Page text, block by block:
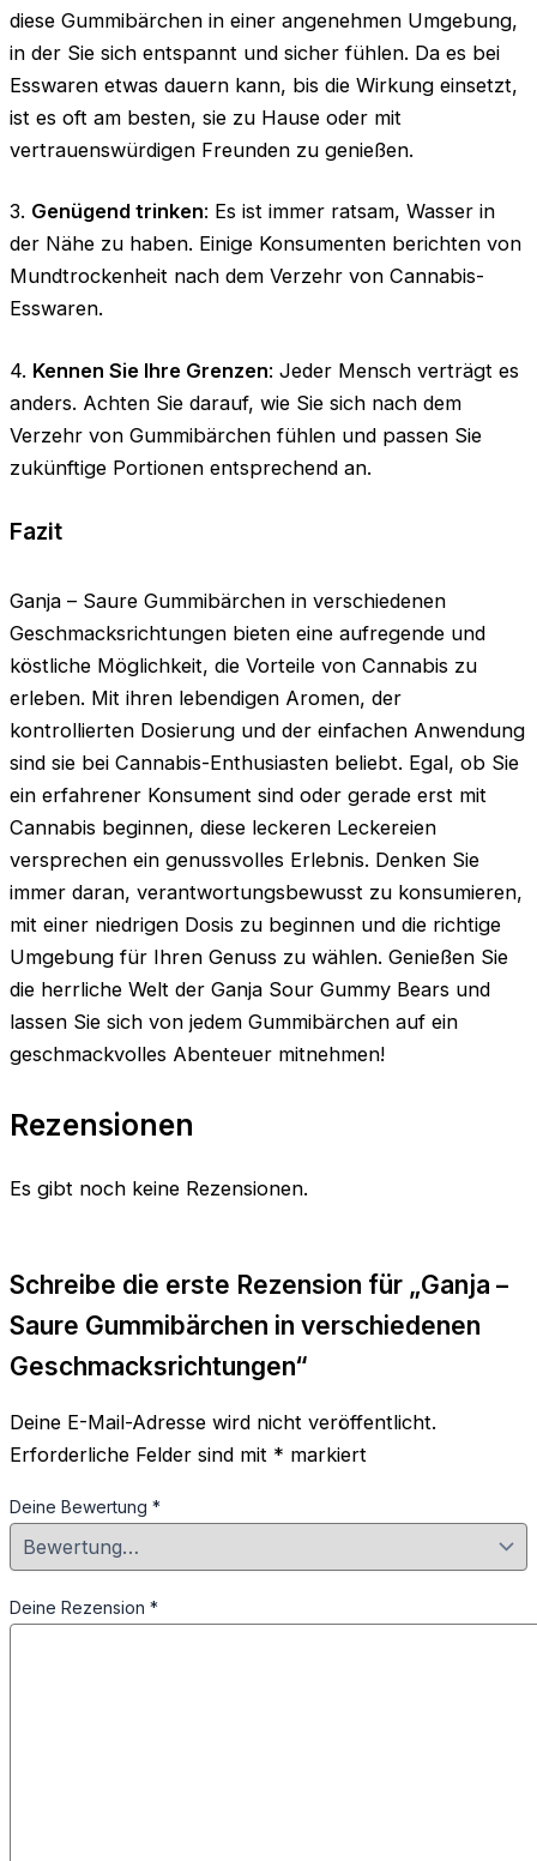
diese Gummibärchen in einer angenehmen Umgebung,
in der Sie sich entspannt und sicher fühlen. Da es bei
Esswaren etwas dauern kann, bis die Wirkung einsetzt,
ist es oft am besten, sie zu Hause oder mit
vertrauenswürdigen Freunden zu genießen.
3. Genügend trinken: Es ist immer ratsam, Wasser in
der Nähe zu haben. Einige Konsumenten berichten von
Mundtrockenheit nach dem Verzehr von Cannabis-
Esswaren.
4. Kennen Sie Ihre Grenzen: Jeder Mensch verträgt es
anders. Achten Sie darauf, wie Sie sich nach dem
Verzehr von Gummibärchen fühlen und passen Sie
zukünftige Portionen entsprechend an.
Fazit
Ganja – Saure Gummibärchen in verschiedenen
Geschmacksrichtungen bieten eine aufregende und
köstliche Möglichkeit, die Vorteile von Cannabis zu
erleben. Mit ihren lebendigen Aromen, der
kontrollierten Dosierung und der einfachen Anwendung
sind sie bei Cannabis-Enthusiasten beliebt. Egal, ob Sie
ein erfahrener Konsument sind oder gerade erst mit
Cannabis beginnen, diese leckeren Leckereien
versprechen ein genussvolles Erlebnis. Denken Sie
immer daran, verantwortungsbewusst zu konsumieren,
mit einer niedrigen Dosis zu beginnen und die richtige
Umgebung für Ihren Genuss zu wählen. Genießen Sie
die herrliche Welt der Ganja Sour Gummy Bears und
lassen Sie sich von jedem Gummibärchen auf ein
geschmackvolles Abenteuer mitnehmen!
Rezensionen
Es gibt noch keine Rezensionen.
Schreibe die erste Rezension für „Ganja –
Saure Gummibärchen in verschiedenen
Geschmacksrichtungen“
Deine E-Mail-Adresse wird nicht veröffentlicht.
Erforderliche Felder sind mit * markiert
Deine Bewertung *
Deine Rezension *